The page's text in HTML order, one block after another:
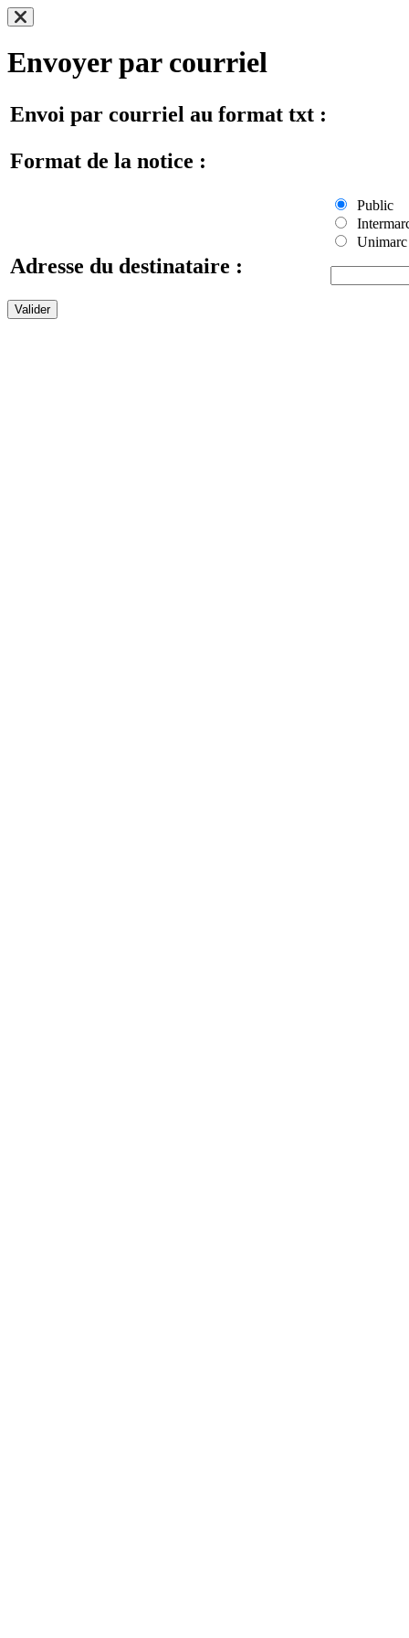
Envoyer par courriel
Envoi par courriel au format txt :
Format de la notice :
Public
Unimarc
Adresse du destinataire :